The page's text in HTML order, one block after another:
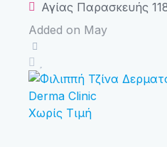
Αγίας Παρασκευής
Added on May
Χωρίς Τιμή